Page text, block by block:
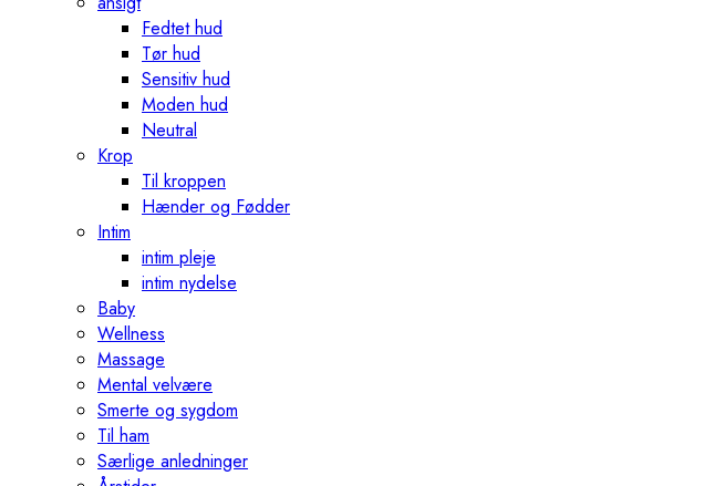
Fedtet hud
Tør hud
Sensitiv hud
Moden hud
Neutral
Krop
Til kroppen
Hænder og Fødder
Intim
intim pleje
intim nydelse
Baby
Wellness
Massage
Mental velvære
Smerte og sygdom
Til ham
Særlige anledninger